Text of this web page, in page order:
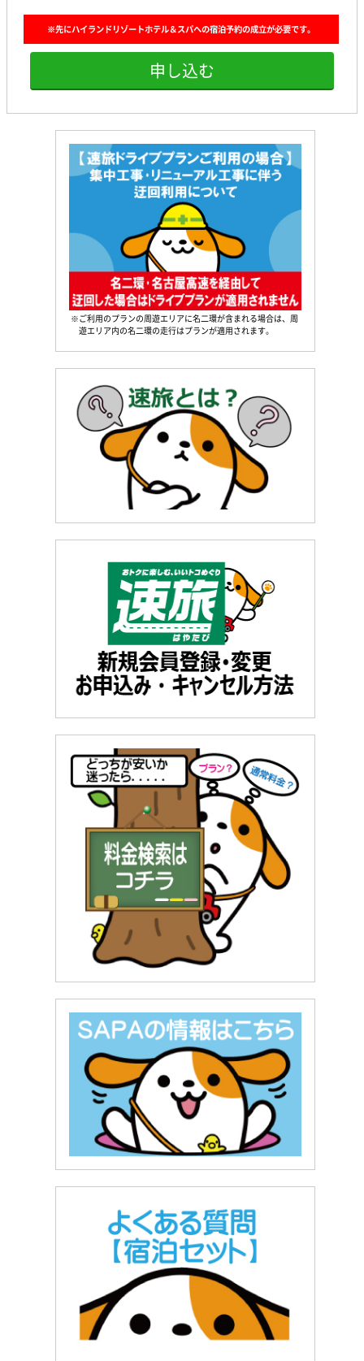
※先にハイランドリゾートホテル＆スパへの宿泊予約の成立が必要です。
申し込む
※ご利用のプランの周遊エリアに名二環が含まれる場合は、周
遊エリア内の名二環の走行はプランが適用されます。